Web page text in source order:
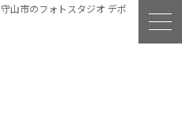
守山市のフォトスタジオ デポ